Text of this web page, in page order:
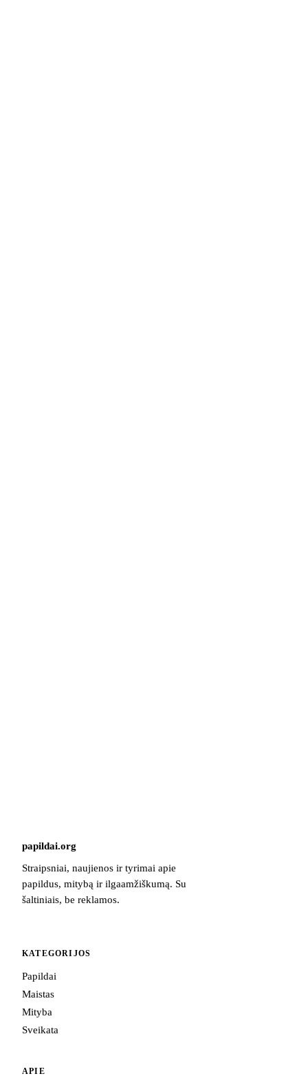
papildai.org
Straipsniai, naujienos ir tyrimai apie
papildus, mitybą ir ilgaamžiškumą. Su
šaltiniais, be reklamos.
KATEGORIJOS
Papildai
Maistas
Mityba
Sveikata
APIE